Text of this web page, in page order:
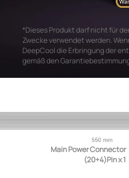
*Dieses Produkt darf nicht für
Zwecke verwendet werden.
DeepCool die Erbringung der
gemäß den
Main Power Connector
(20+4)Pin x 1